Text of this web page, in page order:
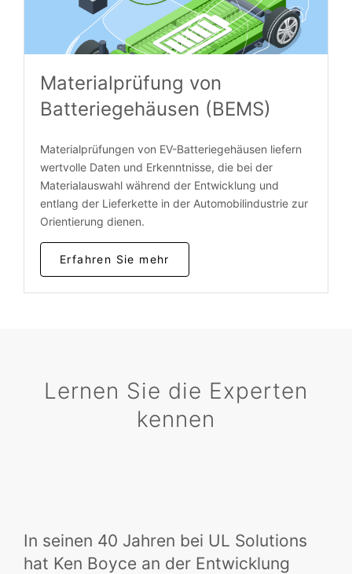
Materialprüfung von
Batteriegehäusen (BEMS)
Materialprüfungen von EV-Batteriegehäusen liefern
wertvolle Daten und Erkenntnisse, die bei der
Materialauswahl während der Entwicklung und
entlang der Lieferkette in der Automobilindustrie zur
Orientierung dienen.
Erfahren Sie mehr
Lernen Sie die Experten
kennen
In seinen 40 Jahren bei UL Solutions
hat Ken Boyce an der Entwicklung